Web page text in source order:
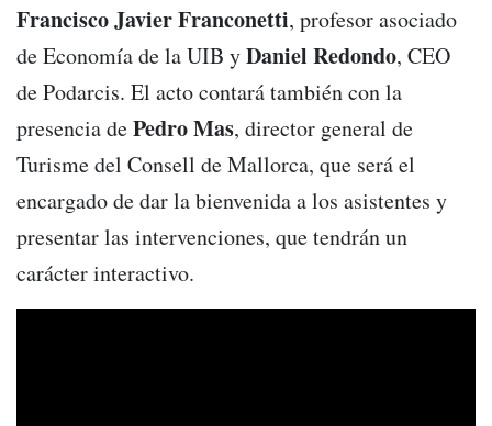
FranciscoJavierFranconetti, profesor asociado
de Economía de la UIB yDaniel Redondo, CEO
de Podarcis. El acto contará también con la
presencia dePedroMas, director general de
Turisme del Consell de Mallorca, que será el
encargado de dar la bienvenida a los asistentes y
presentar las intervenciones, que tendrán un
carácter interactivo.